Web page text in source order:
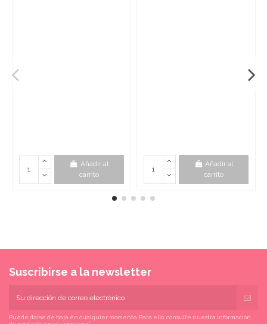
Añadir al
carrito
Añadir al
carrito
Suscribirse a la newsletter
Puede darse de baja en cualquier momento. Para ello, consulte nuestra información